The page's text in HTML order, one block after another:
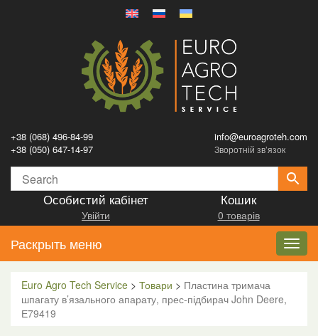
+38 (068) 496-84-99
+38 (050) 647-14-97
info@euroagroteh.com
Зворотній зв’язок
Особистий кабінет
Увійти
Кошик
0 товарів
Раскрыть меню
Euro Agro Tech Service > Товари > Пластина тримача
шпагату в’язального апарату, прес-підбирач John Deere,
Е79419